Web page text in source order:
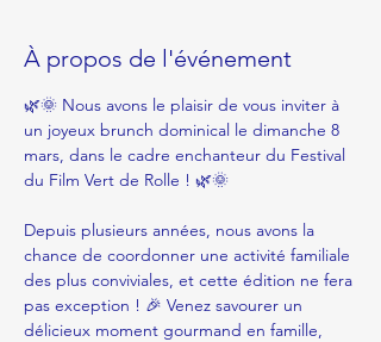
À propos de l'événement
🌿🌞 Nous avons le plaisir de vous inviter à
un joyeux brunch dominical le dimanche 8
mars, dans le cadre enchanteur du Festival
du Film Vert de Rolle ! 🌿🌞
Depuis plusieurs années, nous avons la
chance de coordonner une activité familiale
des plus conviviales, et cette édition ne fera
pas exception ! 🎉 Venez savourer un
délicieux moment gourmand en famille,